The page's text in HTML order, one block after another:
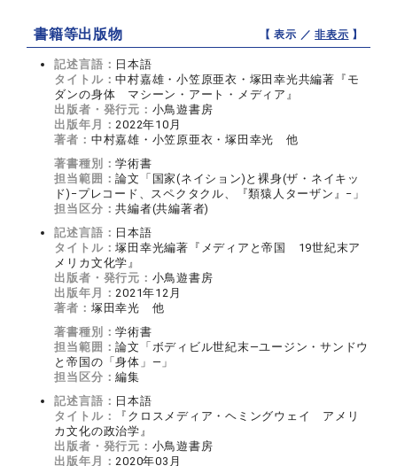
書籍等出版物 【 表示 ／非表示 】
記述言語： 日本語
タイトル：中村嘉雄・小笠原亜衣・塚田幸光共編著『モ
ダンの身体 マシーン・アート・メディア』
出版者・発行元： 小鳥遊書房
出版年月： 2022年10月
著者： 中村嘉雄・小笠原亜衣・塚田幸光 他
著書種別：学術書
担当範囲：論文「国家(ネイション)と裸身(ザ・ネイキッ
ド)−プレコード、スペクタクル、『類猿人ターザン』−」
担当区分：共編者(共編著者)
記述言語： 日本語
タイトル：塚田幸光編著『メディアと帝国 19世紀末ア
メリカ文化学』
出版者・発行元： 小鳥遊書房
出版年月： 2021年12月
著者： 塚田幸光 他
著書種別：学術書
担当範囲：論文「ボディビル世紀末―ユージン・サンドウ
と帝国の「身体」―」
担当区分：編集
記述言語： 日本語
タイトル：
『クロスメディア・ヘミングウェイ アメリ
カ文化の政治学』
出版者・発行元： 小鳥遊書房
出版年月： 2020年03月